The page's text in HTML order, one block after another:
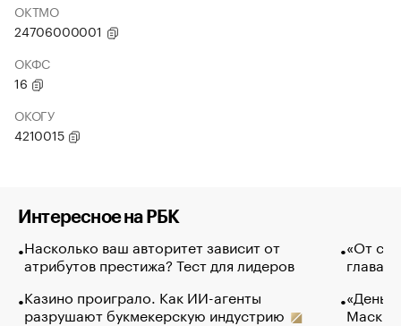
ОКТМО
24706000001
ОКФС
16
ОКОГУ
4210015
Интересное на РБК
Насколько ваш авторитет зависит от
атрибутов престижа? Тест для лидеров
Казино проиграло. Как ИИ-агенты
разрушают букмекерскую индустрию
«От
глава
Маск в